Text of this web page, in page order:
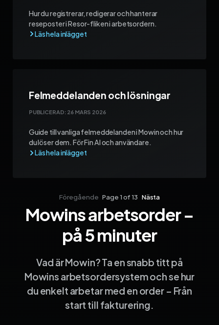
Hur du registrerar, redigerar och hanterar
reseposter i Resor-fliken i arbetsordern.
Felmeddelanden och lösningar
PUBLICERAD: 26 MARS 2026
Guide till vanliga felmeddelanden i Mowin och hur
du löser dem. För Fin AI och användare.
Föregående Page 1 of 13 Nästa
Sida 1Sida 2 Sida 3Sida 4 Sida 5Sida 6 Sida 7 Sida 8Sida 9
Mowins arbetsorder –
på 5 minuter
Vad är Mowin? Ta en snabb titt på
Mowins arbetsordersystem och se hur
du enkelt arbetar med en order – Från
start till fakturering.